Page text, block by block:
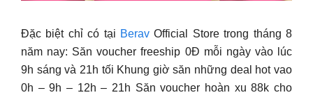
Đặc biệt chỉ có tại Berav Official Store trong tháng 8
năm nay: Săn voucher freeship 0Đ mỗi ngày vào lúc
9h sáng và 21h tối Khung giờ săn những deal hot vao
0h – 9h – 12h – 21h Săn voucher hoàn xu 88k cho